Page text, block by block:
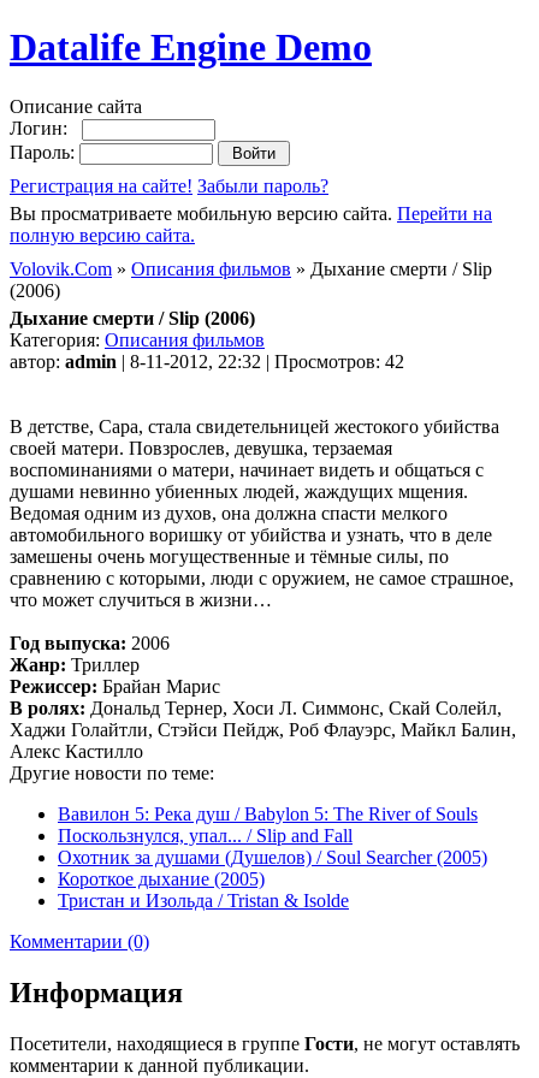
Datalife Engine Demo
Описание сайта
Логин:
Пароль:
Регистрация на сайте! Забыли пароль?
Вы просматриваете мобильную версию сайта. Перейти на
полную версию сайта.
Volovik.Com » Описания фильмов » Дыхание смерти / Slip
(2006)
Дыхание смерти / Slip (2006)
Категория: Описания фильмов
автор: admin | 8-11-2012, 22:32 | Просмотров: 42
В детстве, Сара, стала свидетельницей жестокого убийства
своей матери. Повзрослев, девушка, терзаемая
воспоминаниями о матери, начинает видеть и общаться с
душами невинно убиенных людей, жаждущих мщения.
Ведомая одним из духов, она должна спасти мелкого
автомобильного воришку от убийства и узнать, что в деле
замешены очень могущественные и тёмные силы, по
сравнению с которыми, люди с оружием, не самое страшное,
что может случиться в жизни…
Год выпуска: 2006
Жанр: Триллер
Режиссер: Брайан Марис
В ролях: Дональд Тернер, Хоси Л. Симмонс, Скай Солейл,
Хаджи Голайтли, Стэйси Пейдж, Роб Флауэрс, Майкл Балин,
Алекс Кастилло
Другие новости по теме:
Вавилон 5: Река душ / Babylon 5: The River of Souls
Поскользнулся, упал... / Slip and Fall
Охотник за душами (Душелов) / Soul Searcher (2005)
Короткое дыхание (2005)
Тристан и Изольда / Tristan & Isolde
Комментарии (0)
Информация
Посетители, находящиеся в группе Гости, не могут оставлять
комментарии к данной публикации.